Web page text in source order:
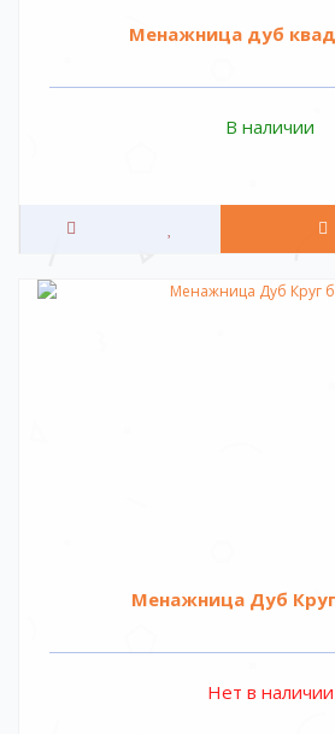
Менажница дуб
В наличии
Менажница Дуб
Нет в наличии